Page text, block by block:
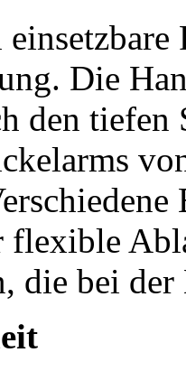
Die
den
flexible
die bei